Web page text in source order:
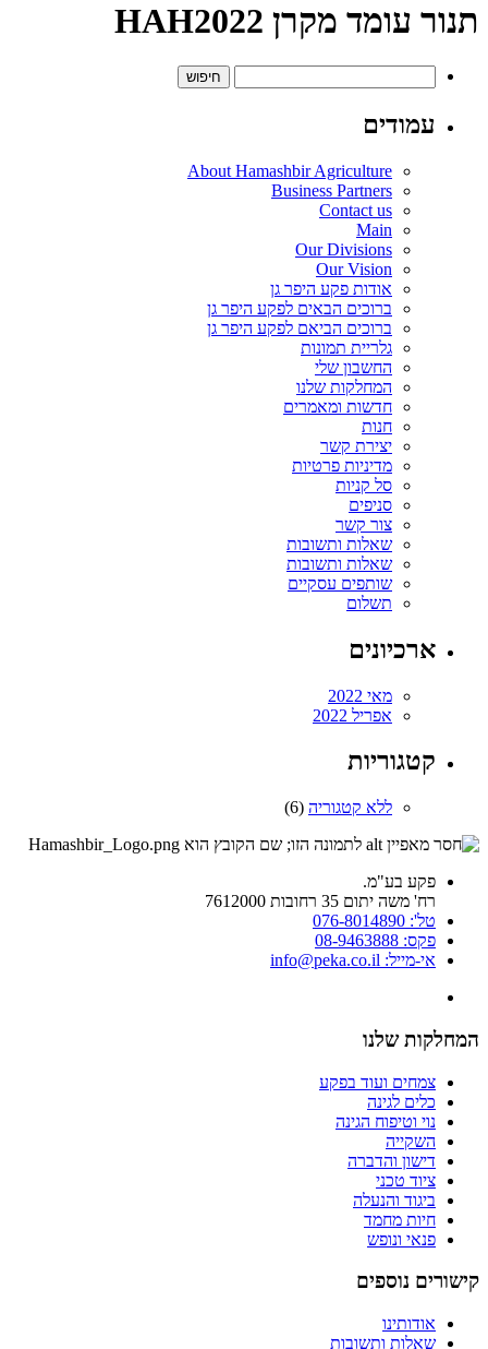
תנור עומד מקרן HAH2022
עמודים
About Hamashbir Agriculture
Business Partners
Contact us
Main
Our Divisions
Our Vision
אודות פקע היפר גן
ברוכים הבאים לפקע היפר גן
ברוכים הביאם לפקע היפר גן
גלריית תמונות
החשבון שלי
המחלקות שלנו
חדשות ומאמרים
חנות
יצירת קשר
מדיניות פרטיות
סל קניות
סניפים
צור קשר
שאלות ותשובות
שאלות ותשובות
שותפים עסקיים
תשלום
ארכיונים
מאי 2022
אפריל 2022
קטגוריות
ללא קטגוריה (6)
פקע בע"מ.
רח' משה יתום 35 רחובות 7612000
טל': 076-8014890
פקס: 08-9463888
אי-מייל: info@peka.co.il
המחלקות שלנו
צמחים ועוד בפקע
כלים לגינה
נוי וטיפוח הגינה
השקייה
דישון והדברה
ציוד טכני
ביגוד והנעלה
חיות מחמד
פנאי ונופש
קישורים נוספים
אודותינו
שאלות ותשובות